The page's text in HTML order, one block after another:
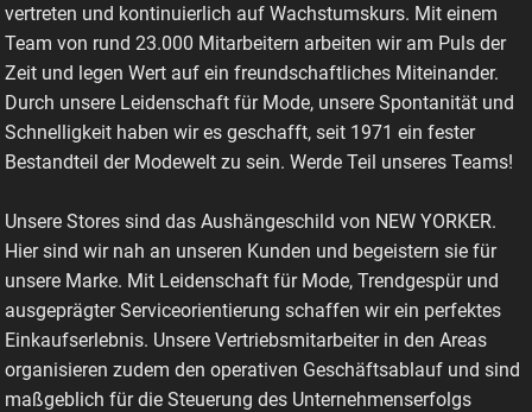
vertreten und kontinuierlich auf Wachstumskurs. Mit einem
Team von rund 23.000 Mitarbeitern arbeiten wir am Puls der
Zeit und legen Wert auf ein freundschaftliches Miteinander.
Durch unsere Leidenschaft für Mode, unsere Spontanität und
Schnelligkeit haben wir es geschafft, seit 1971 ein fester
Bestandteil der Modewelt zu sein. Werde Teil unseres Teams!
Unsere Stores sind das Aushängeschild von NEW YORKER.
Hier sind wir nah an unseren Kunden und begeistern sie für
unsere Marke. Mit Leidenschaft für Mode, Trendgespür und
ausgeprägter Serviceorientierung schaffen wir ein perfektes
Einkaufserlebnis. Unsere Vertriebsmitarbeiter in den Areas
organisieren zudem den operativen Geschäftsablauf und sind
maßgeblich für die Steuerung des Unternehmenserfolgs